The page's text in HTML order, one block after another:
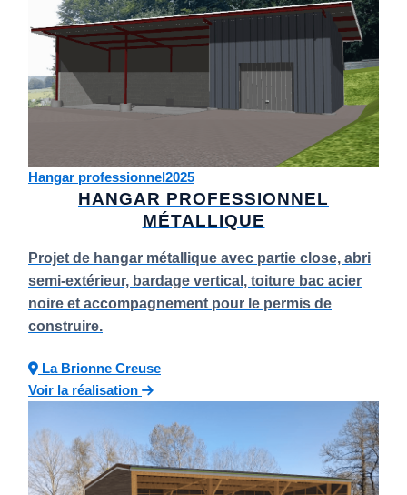
Hangar professionnel 2025
HANGAR PROFESSIONNEL
MÉTALLIQUE
Projet de hangar métallique avec partie close, abri
semi-extérieur, bardage vertical, toiture bac acier
noire et accompagnement pour le permis de
construire.
La Brionne Creuse
Voir la réalisation